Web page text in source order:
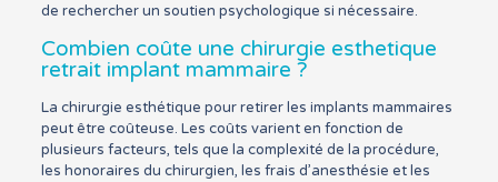
de rechercher un soutien psychologique si nécessaire.
Combien coûte une chirurgie esthetique
retrait implant mammaire ?
La chirurgie esthétique pour retirer les implants mammaires
peut être coûteuse. Les coûts varient en fonction de
plusieurs facteurs, tels que la complexité de la procédure,
les honoraires du chirurgien, les frais d’anesthésie et les